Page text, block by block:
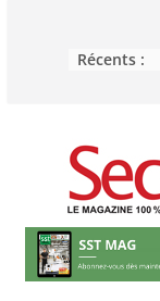
Récents :